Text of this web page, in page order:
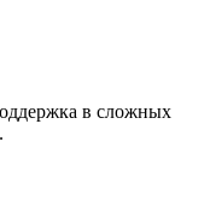
в сложных